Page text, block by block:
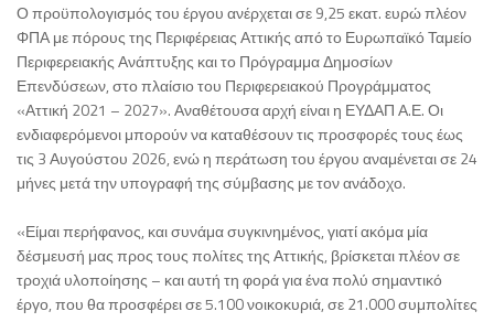
Ο προϋπολογισμός του έργου ανέρχεται σε 9,25 εκατ. ευρώ πλέον
ΦΠΑ με πόρους της Περιφέρειας Αττικής από το Ευρωπαϊκό Ταμείο
Περιφερειακής Ανάπτυξης και το Πρόγραμμα Δημοσίων
Επενδύσεων, στο πλαίσιο του Περιφερειακού Προγράμματος
«Αττική 2021 – 2027». Αναθέτουσα αρχή είναι η ΕΥΔΑΠ Α.Ε. Οι
ενδιαφερόμενοι μπορούν να καταθέσουν τις προσφορές τους έως
τις 3 Αυγούστου 2026, ενώ η περάτωση του έργου αναμένεται σε 24
μήνες μετά την υπογραφή της σύμβασης με τον ανάδοχο.
«Είμαι περήφανος, και συνάμα συγκινημένος, γιατί ακόμα μία
δέσμευσή μας προς τους πολίτες της Αττικής, βρίσκεται πλέον σε
τροχιά υλοποίησης – και αυτή τη φορά για ένα πολύ σημαντικό
έργο, που θα προσφέρει σε 5.100 νοικοκυριά, σε 21.000 συμπολίτες